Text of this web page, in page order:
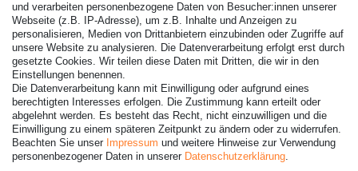
© Copyright 2026 | Alle Rechte vorbehalten. - Alle Rechte
vorbehalten. Preisangaben inkl. gesetzl. 19% MwSt. |
Grundpreise siehe Artikeldetail | *Gilt für Lieferungen nach
Deutschland!
und verarbeiten personenbezogene Daten von Besucher:innen unserer
Webseite (z.B. IP-Adresse), um z.B. Inhalte und Anzeigen zu
personalisieren, Medien von Drittanbietern einzubinden oder Zugriffe auf
unsere Website zu analysieren. Die Datenverarbeitung erfolgt erst durch
gesetzte Cookies. Wir teilen diese Daten mit Dritten, die wir in den
Einstellungen benennen.
Die Datenverarbeitung kann mit Einwilligung oder aufgrund eines
berechtigten Interesses erfolgen. Die Zustimmung kann erteilt oder
abgelehnt werden. Es besteht das Recht, nicht einzuwilligen und die
Einwilligung zu einem späteren Zeitpunkt zu ändern oder zu widerrufen.
Beachten Sie unser Impressum und weitere Hinweise zur Verwendung
personenbezogener Daten in unserer Daten­schutz­erklärung.